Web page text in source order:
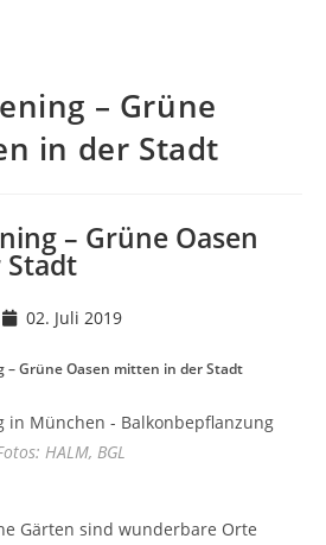
– Grüne
in der Stadt
– Grüne Oasen
02. Juli 2019
– Grüne Oasen mitten in der Stadt
HALM, BGL
Gärten sind wunderbare Orte